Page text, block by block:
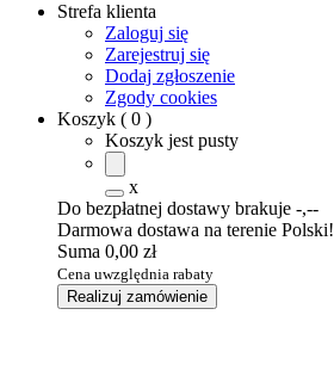
Strefa klienta
Zaloguj się
Zarejestruj się
Dodaj zgłoszenie
Zgody cookies
Koszyk ( 0 )
Koszyk jest pusty
x
Do bezpłatnej dostawy brakuje -,--
Darmowa dostawa na terenie Polski!
Suma 0,00 zł
Cena uwzględnia rabaty
Realizuj zamówienie